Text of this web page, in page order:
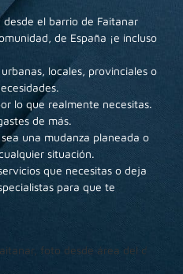
desde el barrio de Faitanar
de España ¡e incluso
urbanas, locales, provinciales o
lo que realmente necesitas.
de más.
una mudanza planeada o
situación.
que necesitas o deja
para que te